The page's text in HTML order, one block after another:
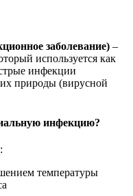
заболевание) –
используется как
инфекции
природы (вирусной
инфекцию?
температуры